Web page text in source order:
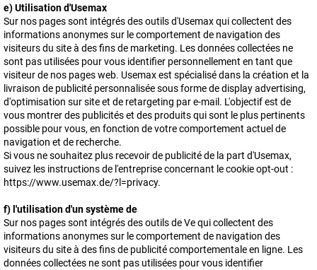
e) Utilisation d'Usemax
Sur nos pages sont intégrés des outils d'Usemax qui collectent des
informations anonymes sur le comportement de navigation des
visiteurs du site à des fins de marketing. Les données collectées ne
sont pas utilisées pour vous identifier personnellement en tant que
visiteur de nos pages web. Usemax est spécialisé dans la création et la
livraison de publicité personnalisée sous forme de display advertising,
d'optimisation sur site et de retargeting par e-mail. L'objectif est de
vous montrer des publicités et des produits qui sont le plus pertinents
possible pour vous, en fonction de votre comportement actuel de
navigation et de recherche.
Si vous ne souhaitez plus recevoir de publicité de la part d'Usemax,
suivez les instructions de l'entreprise concernant le cookie opt-out :
https://www.usemax.de/?l=privacy.
f) l'utilisation d'un système de
Sur nos pages sont intégrés des outils de Ve qui collectent des
informations anonymes sur le comportement de navigation des
visiteurs du site à des fins de publicité comportementale en ligne. Les
données collectées ne sont pas utilisées pour vous identifier